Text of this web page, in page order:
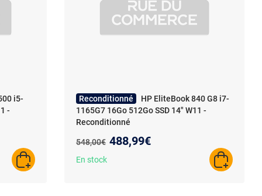
i5-
-
AJOUTER AU PANIER
Reconditionné
HP EliteBook 840 G8 i7-
1165G7 16Go 512Go SSD 14" W11 -
Reconditionné
Ancien prix :
548,00€ Nouveau prix :
488,99€
En stock
AJOUTER